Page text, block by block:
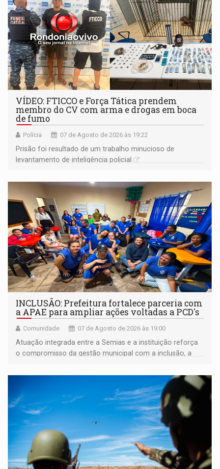
VÍDEO: FTICCO e Força Tática prendem
membro do CV com arma e drogas em boca
de fumo
Polícia 07 de Agosto de 2026 às 19:22
Prisão foi resultado de um trabalho minucioso de
levantamento de inteligência policial
INCLUSÃO: Prefeitura fortalece parceria com
a APAE para ampliar ações voltadas a PCD's
Comunidade 07 de Agosto de 2026 às 19:00
Atuação integrada entre a Semias e a instituição reforça
o compromisso da gestão municipal com a inclusão, a